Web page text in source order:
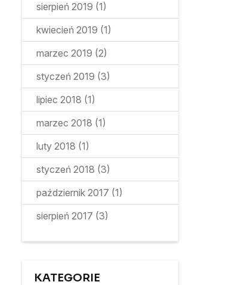
sierpień 2019 (1)
kwiecień 2019 (1)
marzec 2019 (2)
styczeń 2019 (3)
lipiec 2018 (1)
marzec 2018 (1)
luty 2018 (1)
styczeń 2018 (3)
październik 2017 (1)
sierpień 2017 (3)
KATEGORIE